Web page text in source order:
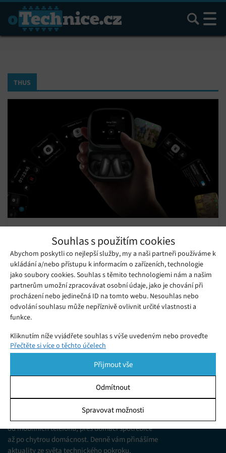
Souhlas s použitím cookies
Abychom poskytli co nejlepší služby, my a naši partneři používáme k
ukládání a/nebo přístupu k informacím o zařízeních, technologie
jako soubory cookies. Souhlas s těmito technologiemi nám a našim
partnerům umožní zpracovávat osobní údaje, jako je chování při
procházení nebo jedinečná ID na tomto webu. Nesouhlas nebo
odvolání souhlasu může nepříznivě ovlivnit určité vlastnosti a
funkce.
Kliknutím níže vyjádřete souhlas s výše uvedeným nebo proveďte
podrobnější rozhodnutí. Vaše volby budou použity pouze na tomto
pomocí přepínačů v Zásadách cookies nebo kliknutím na tlačítko
Spravovat souhlas ve spodní části obrazovky.
Ukládání a/nebo přístup k informacím v zařízení, Porozumění
publiku prostřednictvím statistik nebo kombinací údajů z
různých zdrojů.
Přečtěte si více o těchto účelech
Přijmout vše
Odmítnout
Spravovat možnosti
Hledat
THUS
Pro a Max nejčistší hovory
Pátek 29. 05. 2026 Ivana
Sluchátka soundcore Liberty 5 Pro a Max s novým čipem Thus
mají nejčistší hovory světa. Objevte nejlepší potlačení hluku.
Jsme web zajímající se o technologické novinky
od mobilních telefonů, přes domácí spotřebiče
až po chytrou domácnost. Denně vám přinášíme
aktuality ze světa technického pokroku,